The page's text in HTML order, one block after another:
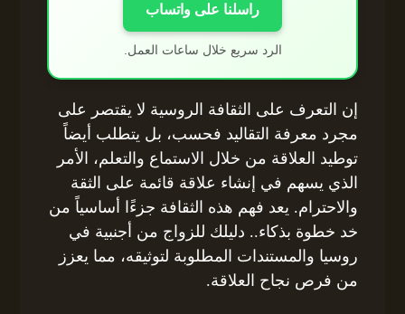
راسلنا على واتساب
الرد سريع خلال ساعات العمل.
إن التعرف على الثقافة الروسية لا يقتصر على
مجرد معرفة التقاليد فحسب، بل يتطلب أيضاً
توطيد العلاقة من خلال الاستماع والتعلم، الأمر
الذي يسهم في إنشاء علاقة قائمة على الثقة
والاحترام. يعد فهم هذه الثقافة جزءًا أساسياً من
خد خطوة بذكاء.. دليلك للزواج من أجنبية في
روسيا والمستندات المطلوبة لتوثيقه، مما يعزز
من فرص نجاح العلاقة.